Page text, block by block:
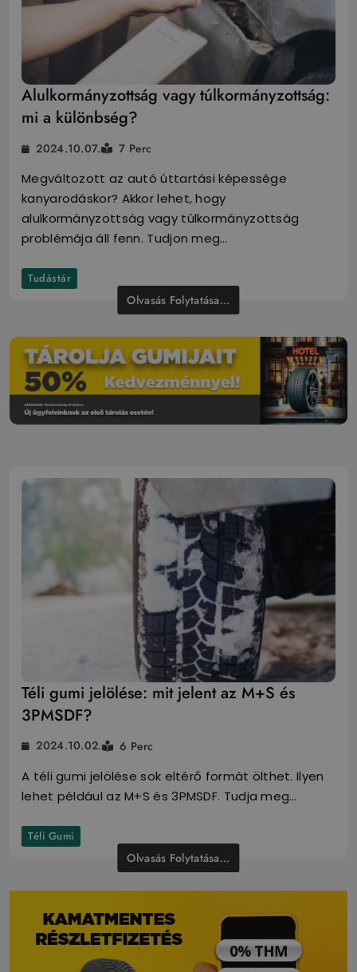
Alulkormányzottság vagy túlkormányzottság:
mi a különbség?
2024.10.07. 7 Perc
Megváltozott az autó úttartási képessége
kanyarodáskor? Akkor lehet, hogy
alulkormányzottság vagy túlkormányzottság
problémája áll fenn. Tudjon meg…
Tudástár
Olvasás Folytatása...
Téli gumi jelölése: mit jelent az M+S és
3PMSDF?
2024.10.02. 6 Perc
A téli gumi jelölése sok eltérő formát ölthet. Ilyen
lehet például az M+S és 3PMSDF. Tudja meg…
Téli Gumi
Olvasás Folytatása...